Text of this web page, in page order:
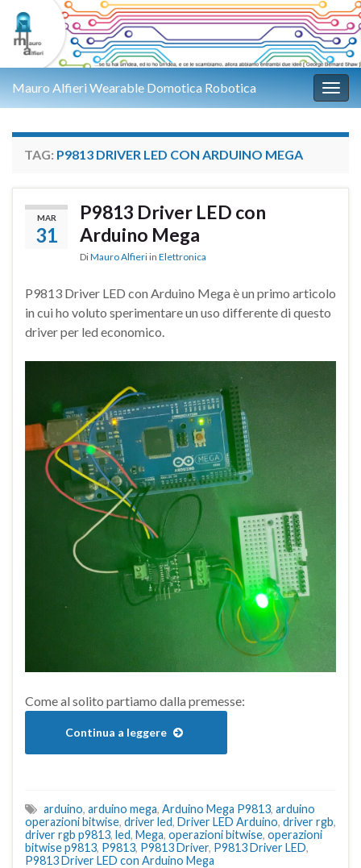
Mauro Alfieri Wearable Domotica Robotica
TAG: P9813 DRIVER LED CON ARDUINO MEGA
MAR
31
P9813 Driver LED con
Arduino Mega
DiMauro Alfieri in Elettronica
P9813 Driver LED con Arduino Mega è un primo articolo
in cui ho voluto sperimentare un uso differente di questo
driver per led economico.
Come al solito partiamo dalla premesse:
Continua a leggere
arduino, arduino mega, Arduino Mega P9813, arduino
operazioni bitwise, driver led, Driver LED Arduino, driver rgb,
driver rgb p9813, led, Mega, operazioni bitwise, operazioni
bitwise p9813, P9813, P9813 Driver, P9813 Driver LED,
P9813 Driver LED con Arduino Mega